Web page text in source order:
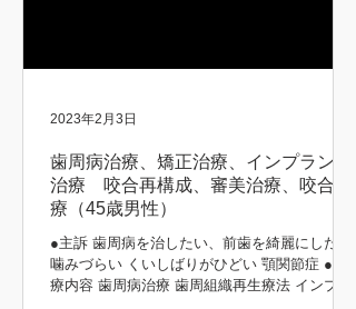
歯周病治療、矯正治療、インプラント
治療 咬合再構成、審美治療、咬合治
療（45歳男性）
●主訴 歯周病を治したい、前歯を綺麗にしたい
噛みづらい くいしばりがひどい 顎関節症 ●治
療内容 歯周病治療 歯周組織再生療法 インプラ
2023年2月3日